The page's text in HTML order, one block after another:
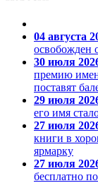
04 августа
освобожден
30 июля
премию
поставят
29 июля
его имя
27 июля
книги в
ярмарку
27 июля
бесплатно